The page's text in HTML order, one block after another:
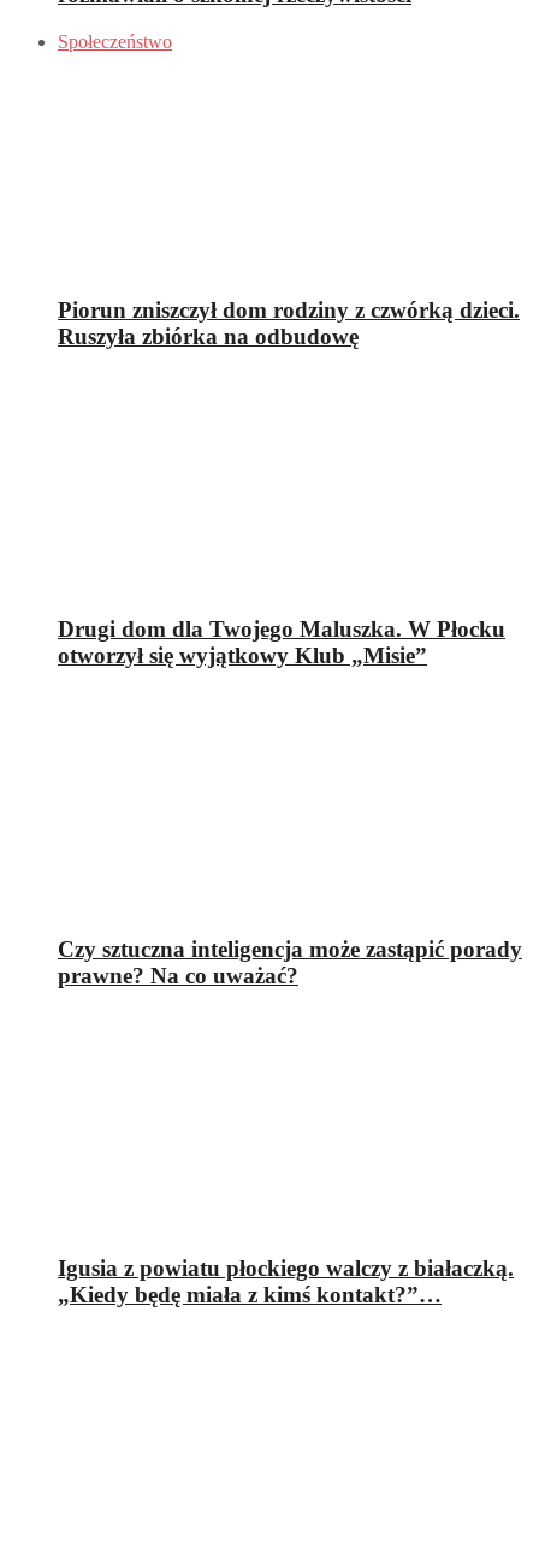
Społeczeństwo
Piorun zniszczył dom rodziny z czwórką dzieci.
Ruszyła zbiórka na odbudowę
Drugi dom dla Twojego Maluszka. W Płocku
otworzył się wyjątkowy Klub „Misie”
Czy sztuczna inteligencja może zastąpić porady
prawne? Na co uważać?
Igusia z powiatu płockiego walczy z białaczką.
„Kiedy będę miała z kimś kontakt?”…